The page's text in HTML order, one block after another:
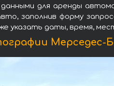
для аренды
заполнив форму
указать даты, время,
Мерседес-